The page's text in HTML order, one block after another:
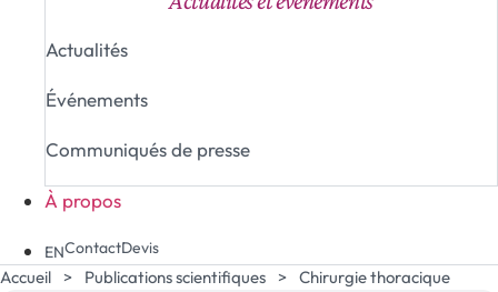
Actualités
Événements
Communiqués de presse
À propos
ENContactDevis
Accueil > Publications scientifiques > Chirurgie thoracique